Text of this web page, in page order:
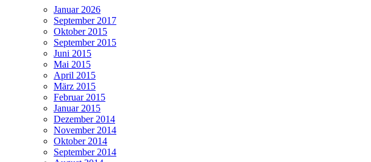
Januar 2026
September 2017
Oktober 2015
September 2015
Juni 2015
Mai 2015
April 2015
März 2015
Februar 2015
Januar 2015
Dezember 2014
November 2014
Oktober 2014
September 2014